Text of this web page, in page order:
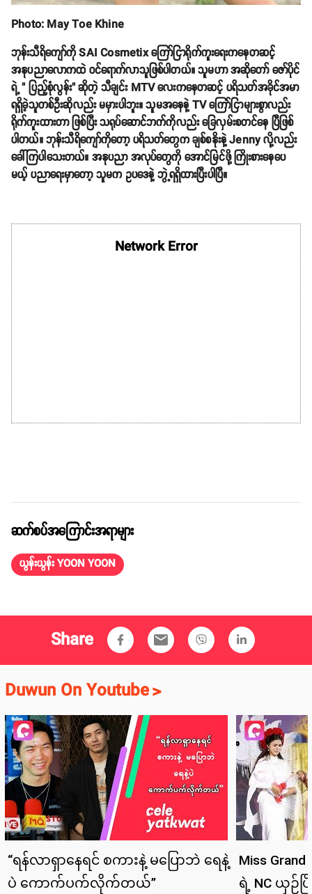
Photo: May Toe Khine
ဘုန်းသီရိကျော်ကို SAI Cosmetix ကြော်ငြာရိုက်ကူးရေးကနေတဆင့်
အနုပညာလောကထဲ ဝင်ရောက်လာသူဖြစ်ပါတယ်။ သူမဟာ အဆိုတော် ဇော်ပိုင်
ရဲ့ " ပြည့်စုံလွန်း" ဆိုတဲ့ သီချင်း MTV လေးကနေတဆင့် ပရိသတ်အခိုင်အမာ
ရရှိခဲ့သူတစ်ဦးဆိုလည်း မမှားပါဘူး။ သူမအနေနဲ့ TV ကြော်ငြာများစွာလည်း
ရိုက်ကူးထားတာ ဖြစ်ပြီး သရုပ်ဆောင်ဘက်ကိုလည်း ခြေလှမ်းစတင်‌‌နေ ပြီဖြစ်
ပါတယ်။ ဘုန်းသီရိကျော်ကိုတော့ ပရိသတ်တွေက ချစ်စနိုးနဲ့ Jenny လို့လည်း
ခေါ်ကြပါသေးတယ်။ အနုပညာ အလုပ်တွေကို အောင်မြင်ဖို့ ကြိုးစားနေပေ
မယ့် ပညာရေးမှာတော့ သူမက ဥပဒေနဲ့ ဘွဲ့ရရှိထားပြီးပါပြီ။
ဆက်စပ်အကြောင်းအရာများ
ယွန်းယွန်း YOON YOON
Share email
Duwun On Youtube>